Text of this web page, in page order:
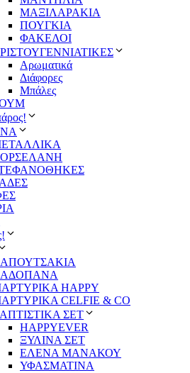
ΜΑΞΙΛΑΡΑΚΙΑ
ΠΟΥΓΚΙΑ
ΦΑΚΕΛΟΙ
Αρωματικά
Διάφορες
Μπάλες
HAPPY
CELFIE & CO
ΣΕΤ
HAPPYEVER
ΞΥΛΙΝΑ ΣΕΤ
ΕΛΕΝΑ ΜΑΝΑΚΟΥ
ΥΦΑΣΜΑΤΙΝΑ